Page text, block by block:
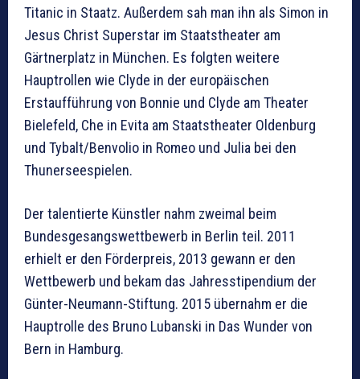
Titanic in Staatz. Außerdem sah man ihn als Simon in
Jesus Christ Superstar im Staatstheater am
Gärtnerplatz in München. Es folgten weitere
Hauptrollen wie Clyde in der europäischen
Erstaufführung von Bonnie und Clyde am Theater
Bielefeld, Che in Evita am Staatstheater Oldenburg
und Tybalt/Benvolio in Romeo und Julia bei den
Thunerseespielen.
Der talentierte Künstler nahm zweimal beim
Bundesgesangswettbewerb in Berlin teil. 2011
erhielt er den Förderpreis, 2013 gewann er den
Wettbewerb und bekam das Jahresstipendium der
Günter-Neumann-Stiftung. 2015 übernahm er die
Hauptrolle des Bruno Lubanski in Das Wunder von
Bern in Hamburg.